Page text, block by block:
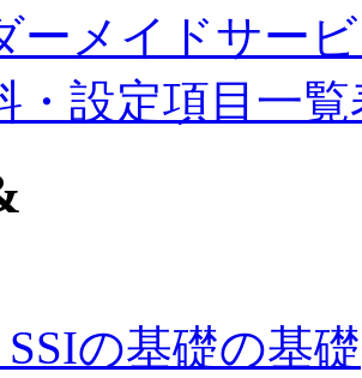
ーメイドサー
・設定項目一覧
の基礎の基礎